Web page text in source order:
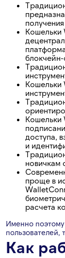
Кошельки
Кошельки
Кошельки
доступа,
и
новичкам
проще в
расчета
Именно
пользователей,
Как